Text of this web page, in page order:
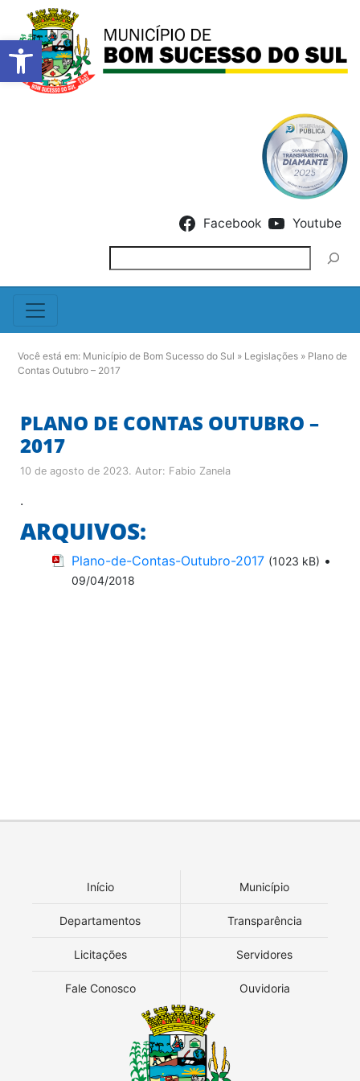
Barra de Ferramentas
Facebook Youtube
Você está em: Município de Bom Sucesso do Sul » Legislações » Plano de
Contas Outubro – 2017
PLANO DE CONTAS OUTUBRO –
2017
10 de agosto de 2023. Autor: Fabio Zanela
.
ARQUIVOS:
Plano-de-Contas-Outubro-2017 (1023 kB) •
09/04/2018
Início Município
Departamentos Transparência
Licitações Servidores
Fale Conosco Ouvidoria